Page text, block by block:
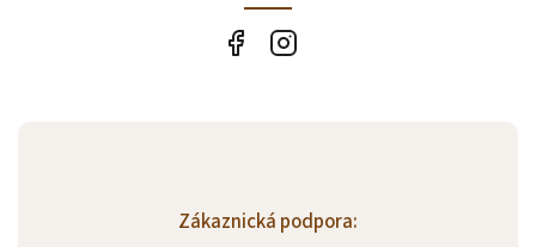
Zákaznická podpora: